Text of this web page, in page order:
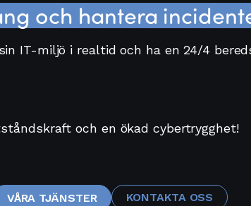
och hantera
IT-miljö i realtid och ha en 24/4
och en ökad cybertrygghet!
VÅRA TJÄNSTER KONTAKTA OSS